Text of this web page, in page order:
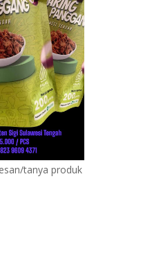
tanya produk